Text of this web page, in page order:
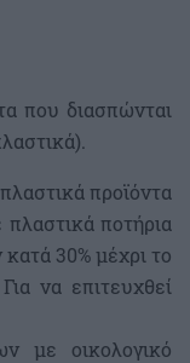
που διασπώνται
προϊόντα
ποτήρια
30% μέχρι το
να επιτευχθεί
με οικολογικό